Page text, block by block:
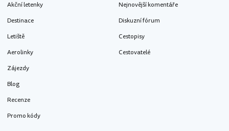
Akční letenky
Destinace
Letiště
Aerolinky
Zájezdy
Blog
Recenze
Promo kódy
Nejnovější komentáře
Diskuzní fórum
Cestopisy
Cestovatelé